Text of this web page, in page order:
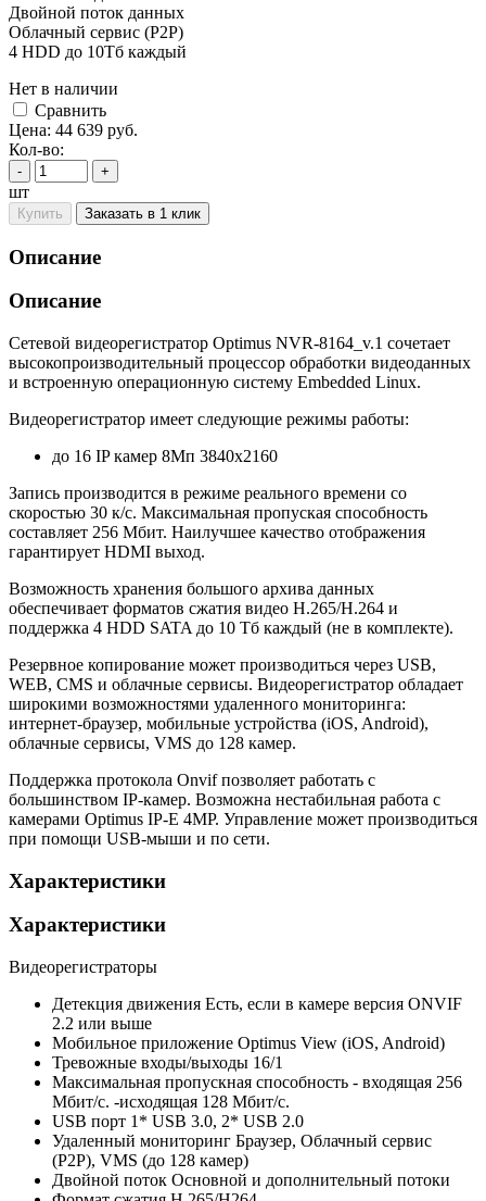
Двойной поток данных
Облачный сервис (P2P)
4 HDD до 10Тб каждый
Нет в наличии
Cравнить
Цена: 44 639 руб.
Кол-во:
- +
шт
Купить Заказать в 1 клик
Описание
Описание
Сетевой видеорегистратор Optimus NVR-8164_v.1 сочетает
высокопроизводительный процессор обработки видеоданных
и встроенную операционную систему Embedded Linux.
Видеорегистратор имеет следующие режимы работы:
до 16 IP камер 8Мп 3840х2160
Запись производится в режиме реального времени со
скоростью 30 к/с. Максимальная пропуская способность
составляет 256 Мбит. Наилучшее качество отображения
гарантирует HDMI выход.
Возможность хранения большого архива данных
обеспечивает форматов сжатия видео H.265/H.264 и
поддержка 4 HDD SATA до 10 Тб каждый (не в комплекте).
Резервное копирование может производиться через USB,
WEB, CMS и облачные сервисы. Видеорегистратор обладает
широкими возможностями удаленного мониторинга:
интернет-браузер, мобильные устройства (iOS, Android),
облачные сервисы, VMS до 128 камер.
Поддержка протокола Onvif позволяет работать с
большинством IP-камер. Возможна нестабильная работа с
камерами Optimus IP-E 4MP. Управление может производиться
при помощи USB-мыши и по сети.
Характеристики
Характеристики
Видеорегистраторы
Детекция движения Есть, если в камере версия ONVIF
2.2 или выше
Мобильное приложение Optimus View (iOS, Android)
Тревожные входы/выходы 16/1
Максимальная пропускная способность - входящая 256
Мбит/с. -исходящая 128 Мбит/с.
USB порт 1* USB 3.0, 2* USB 2.0
Удаленный мониторинг Браузер, Облачный сервис
(P2P), VMS (до 128 камер)
Двойной поток Основной и дополнительный потоки